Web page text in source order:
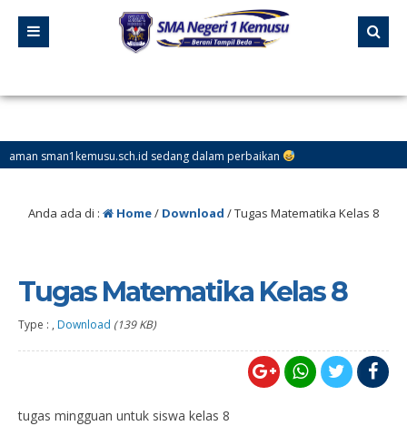
sman1kemusu.sch.id sedang dalam perbaikan
Anda ada di : Home/ Download /Tugas Matematika Kelas 8
Tugas Matematika Kelas 8
Type : , Download (139 KB)
tugas mingguan untuk siswa kelas 8